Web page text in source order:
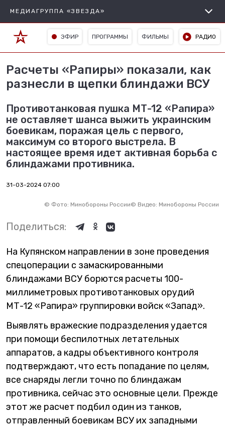
МЕДИАГРУППА «ЗВЕЗДА»
ЭФИР ПРОГРАММЫ ФИЛЬМЫ РАДИО
Расчеты «Рапиры» показали, как
разнесли в щепки блиндажи ВСУ
Противотанковая пушка МТ-12 «Рапира»
не оставляет шанса выжить украинским
боевикам, поражая цель с первого,
максимум со второго выстрела. В
настоящее время идет активная борьба с
блиндажами противника.
31-03-2024 07:00
© Фото: Минобороны России© Видео: Минобороны России
Поделиться:
На Купянском направлении в зоне проведения
спецоперации с замаскированными
блиндажами ВСУ борются расчеты 100-
миллиметровых противотанковых орудий
МТ-12 «Рапира» группировки войск «Запад».
Выявлять вражеские подразделения удается
при помощи беспилотных летательных
аппаратов, а кадры объективного контроля
подтверждают, что есть попадание по целям,
все снаряды легли точно по блиндажам
противника, сейчас это основные цели. Прежде
этот же расчет подбил один из танков,
отправленный боевикам ВСУ их западными